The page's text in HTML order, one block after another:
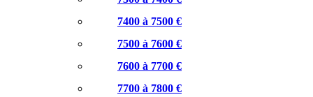
7400 à 7500 €
7500 à 7600 €
7600 à 7700 €
7700 à 7800 €